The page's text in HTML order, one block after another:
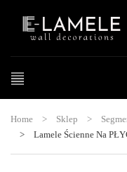
Home > Sklep >
>
Lamele Ścienne Na